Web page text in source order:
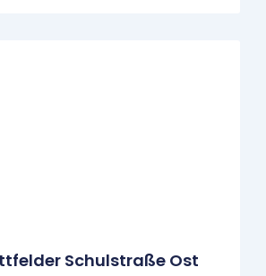
Schulstraße Ost